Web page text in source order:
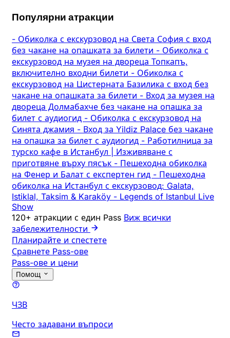
Популярни атракции
- Обиколка с екскурзовод на Света София с вход
без чакане на опашката за билети - Обиколка с
екскурзовод на музея на двореца Топкапъ,
включително входни билети - Обиколка с
екскурзовод на Цистерната Базилика с вход без
чакане на опашката за билети - Вход за музея на
двореца Долмабахче без чакане на опашка за
билет с аудиогид - Обиколка с екскурзовод на
Синята джамия - Вход за Yildiz Palace без чакане
на опашка за билет с аудиогид - Работилница за
турско кафе в Истанбул | Изживяване с
приготвяне върху пясък - Пешеходна обиколка
на Фенер и Балат с експертен гид - Пешеходна
обиколка на Истанбул с екскурзовод: Galata,
Istiklal, Taksim & Karaköy - Legends of Istanbul Live
Show
120+ атракции с един Pass Виж всички
забележителности
Планирайте и спестете
Сравнете Pass-ове
Pass-ове и цени
Помощ
ЧЗВ
Често задавани въпроси